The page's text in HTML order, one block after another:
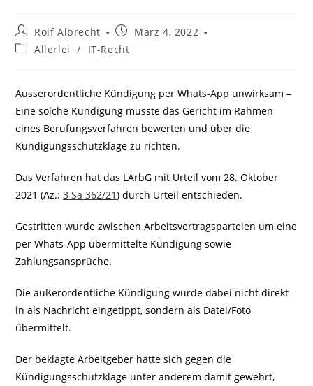
Beitrags-
Autor:
Rolf Albrecht
Beitrag
veröffentlicht:
März 4, 2022
Beitrags-
Allerlei / IT-Recht
Ausserordentliche Kündigung per Whats-App unwirksam –
Eine solche Kündigung musste das Gericht im Rahmen
eines Berufungsverfahren bewerten und über die
Kündigungsschutzklage zu richten.
Das Verfahren hat das LArbG mit Urteil vom 28. Oktober
2021 (Az.:3 Sa 362/21) durch Urteil entschieden.
Gestritten wurde zwischen Arbeitsvertragsparteien um eine
per Whats-App übermittelte Kündigung sowie
Zahlungsansprüche.
Die außerordentliche Kündigung wurde dabei nicht direkt
in als Nachricht eingetippt, sondern als Datei/Foto
übermittelt.
Der beklagte Arbeitgeber hatte sich gegen die
Kündigungsschutzklage unter anderem damit gewehrt,